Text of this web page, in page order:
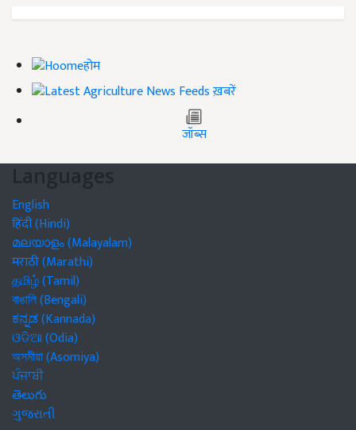
होम
ख़बरें
जॉब्स
Languages
English
हिंदी (Hindi)
മലയാളം (Malayalam)
मराठी (Marathi)
தமிழ் (Tamil)
বাঙালি (Bengali)
ಕನ್ನಡ (Kannada)
ଓଡିଆ (Odia)
অসমীয়া (Asomiya)
ਪੰਜਾਬੀ
తెలుగు
ગુજરાતી